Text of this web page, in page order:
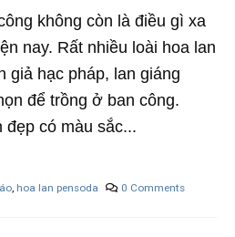
không còn là điều gì xa
nay. Rất nhiều loài hoa lan
giả hạc pháp, lan giáng
để trồng ở ban công.
đẹp có màu sắc...
, hoa lan pensoda 0 Comments